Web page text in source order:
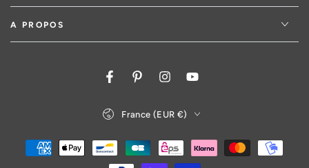
A PROPOS
FacebookPinterestInstagramYouTube
France (EUR €)
Modes